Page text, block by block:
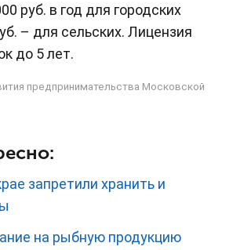
руб. в год для городских
– для сельских. Лицензия
до 5 лет.
предпринимательства Московской
запретили хранить и
на рыбную продукцию